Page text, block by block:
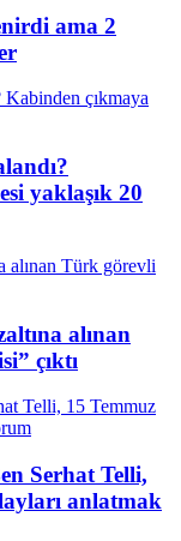
ama 2
yaklaşık 20
alınan
çıktı
Serhat Telli,
anlatmak